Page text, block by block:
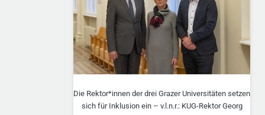
Die Rektor*innen der drei Grazer Universitäten setzen
sich für Inklusion ein – v.l.n.r.: KUG-Rektor Georg